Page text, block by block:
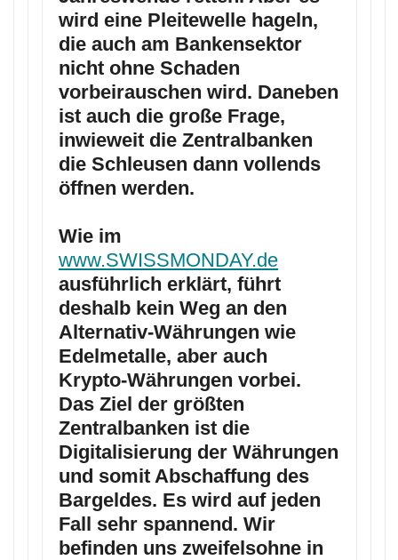
wird eine Pleitewelle hageln,
die auch am Bankensektor
nicht ohne Schaden
vorbeirauschen wird. Daneben
ist auch die große Frage,
inwieweit die Zentralbanken
die Schleusen dann vollends
öffnen werden.
Wie im
www.SWISSMONDAY.de
ausführlich erklärt, führt
deshalb kein Weg an den
Alternativ-Währungen wie
Edelmetalle, aber auch
Krypto-Währungen vorbei.
Das Ziel der größten
Zentralbanken ist die
Digitalisierung der Währungen
und somit Abschaffung des
Bargeldes. Es wird auf jeden
Fall sehr spannend. Wir
befinden uns zweifelsohne in